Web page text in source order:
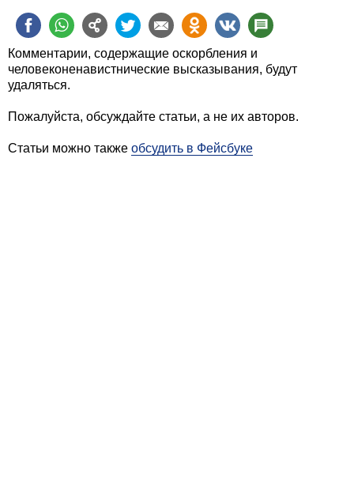
Комментарии, содержащие оскорбления и
человеконенавистнические высказывания, будут
удаляться.
Пожалуйста, обсуждайте статьи, а не их авторов.
Статьи можно также обсудить в Фейсбуке